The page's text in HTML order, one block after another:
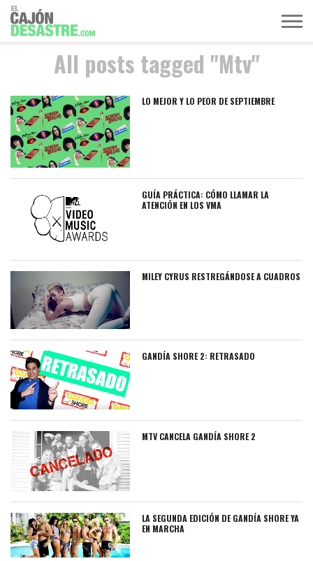
MÚSICA
TELEVISIÓN
POLÍTICA
ACTUALIDAD
EUROVISIÓN
All posts tagged "Mtv"
LO MEJOR Y LO PEOR DE SEPTIEMBRE
GUÍA PRÁCTICA: CÓMO LLAMAR LA
ATENCIÓN EN LOS VMA
MILEY CYRUS RESTREGÁNDOSE A CUADROS
GANDÍA SHORE 2: RETRASADO
MTV CANCELA GANDÍA SHORE 2
LA SEGUNDA EDICIÓN DE GANDÍA SHORE YA
EN MARCHA